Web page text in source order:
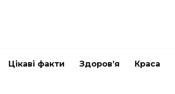
Цікаві факти Здоров’я Краса